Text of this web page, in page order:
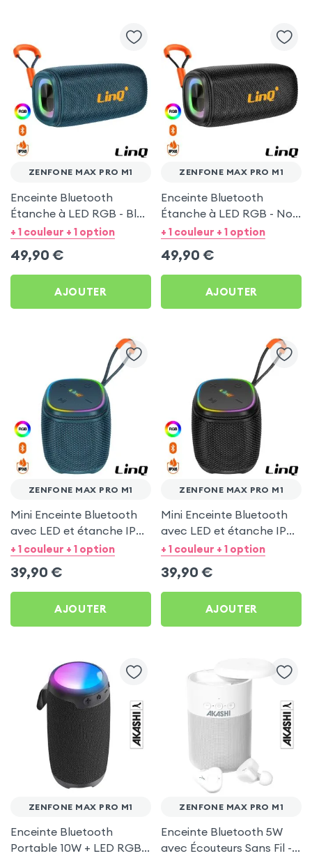
ZENFONE MAX PRO M1
Enceinte Bluetooth
Étanche à LED RGB - Bleu
pour Zenfone Max Pro M1
+ 1 couleur + 1 option
49,90 €
AJOUTER
ZENFONE MAX PRO M1
Enceinte Bluetooth
Étanche à LED RGB - Noir
pour Zenfone Max Pro M1
+ 1 couleur + 1 option
49,90 €
AJOUTER
ZENFONE MAX PRO M1
Mini Enceinte Bluetooth
avec LED et étanche IPX6
- LinQ Bleu pour Zenfone
+ 1 couleur + 1 option
39,90 €
AJOUTER
ZENFONE MAX PRO M1
Mini Enceinte Bluetooth
avec LED et étanche IPX6
- LinQ Noir pour Zenfone
+ 1 couleur + 1 option
39,90 €
AJOUTER
ZENFONE MAX PRO M1
Enceinte Bluetooth
Portable 10W + LED RGB -
ZENFONE MAX PRO M1
Enceinte Bluetooth 5W
avec Écouteurs Sans Fil -